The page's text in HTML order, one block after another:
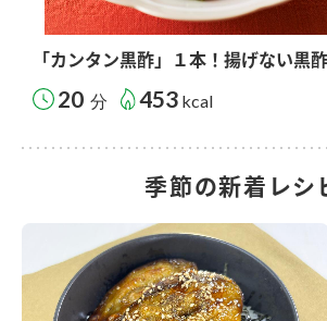
「カンタン黒酢」１本！揚げない黒
20 分 453 kcal
季節の新着レシ